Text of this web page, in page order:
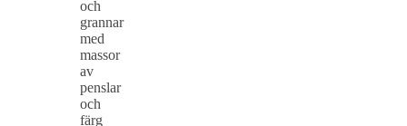
och
grannar
med
massor
av
penslar
och
färg